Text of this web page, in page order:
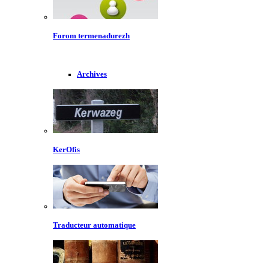
Forom termenadurezh
Archives
KerOfis
Traducteur automatique